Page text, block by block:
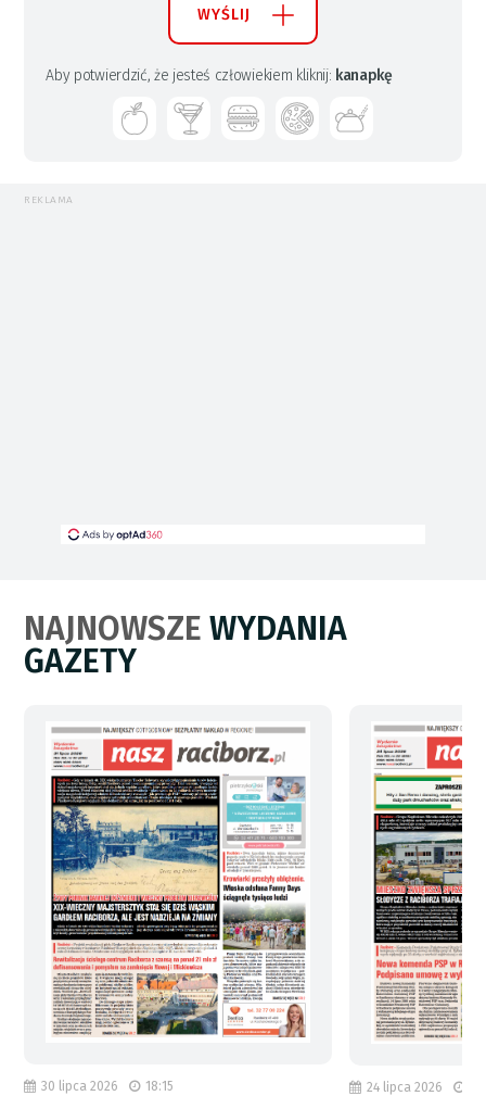
WYŚLIJ
Aby potwierdzić, że jesteś człowiekiem kliknij: kanapkę
REKLAMA
NAJNOWSZEWYDANIA
GAZETY
30 lipca 2026 18:15 24 lipca 2026